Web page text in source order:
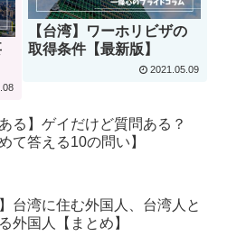
【台湾】ワーホリビザの
取得条件【最新版】
2021.05.09
ある】ゲイだけど質問ある？
て答える10の問い】
】台湾に住む外国人、台湾人と
外国人【まとめ】